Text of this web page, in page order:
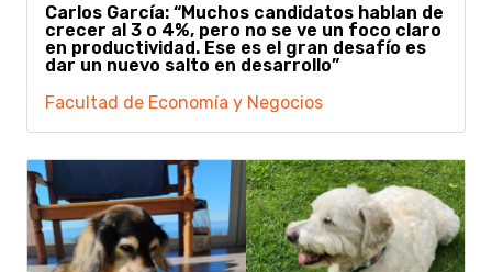
Carlos García: “Muchos candidatos hablan de
crecer al 3 o 4%, pero no se ve un foco claro
en productividad. Ese es el gran desafío es
dar un nuevo salto en desarrollo”
Facultad de Economía y Negocios